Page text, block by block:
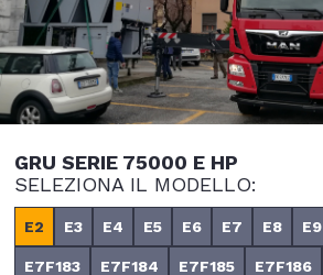
GRU SERIE 75000 E HP
SELEZIONA IL MODELLO:
E2 E3 E4 E5 E6 E7 E8 E9
E7F183 E7F184 E7F185 E7F186